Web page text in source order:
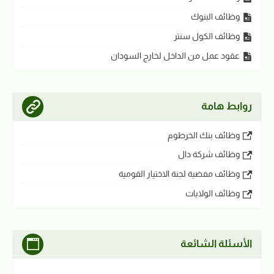
وظائف البنوك
وظائف الكول سنتر
عقود عمل من الداخل لخارج السودان
روابط هامة
وظائف بنك الخرطوم
وظائف شركة دال
وظائف مفضية لجنة الاختيار القومية
وظائف الولايات
الأسئلة الشائعة